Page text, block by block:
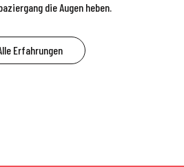
die Augen heben.
Erfahrungen